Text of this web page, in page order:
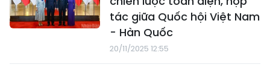
tác giữa Quốc hội Việt Nam
- Hàn Quốc
20/11/2025 12:55